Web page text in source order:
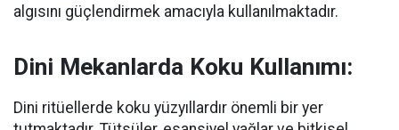
algısını güçlendirmek amacıyla kullanılmaktadır.
Dini Mekanlarda Koku Kullanımı:
Dini ritüellerde koku yüzyıllardır önemli bir yer